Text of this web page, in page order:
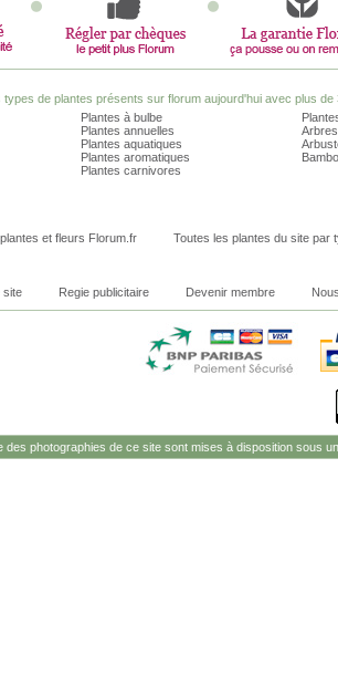
types de plantes présents sur florum aujourd'hui avec plus de
Plantes à bulbe
Plantes annuelles
Plantes aquatiques
Plantes aromatiques
Plantes carnivores
et fleurs Florum.fr Toutes les plantes du site par
site
Regie publicitaire Devenir membre
des photographies de ce site sont mises à disposition sous